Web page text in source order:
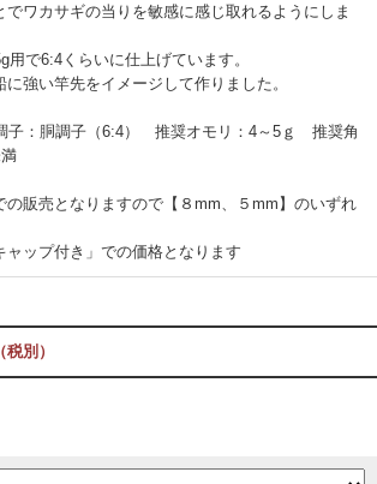
でワカサギの当りを敏感に感じ取れるようにしま
用で6:4くらいに仕上げています。
強い竿先をイメージして作りました。
子：胴調子（6:4） 推奨オモリ：4～5ｇ 推奨角
販売となりますので【８mm、５mm】のいずれ
ップ付き」での価格となります
別）